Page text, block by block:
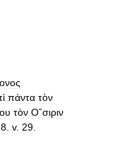
πάντα τὸν
τὸν Ο῎σιριν
8 v. 29